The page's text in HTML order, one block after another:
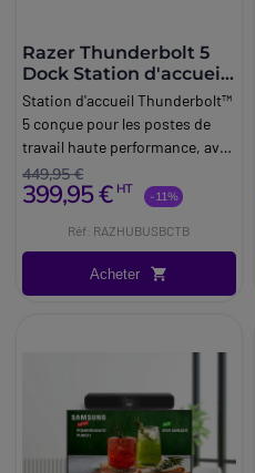
Razer Thunderbolt 5
Dock Station d'accueil
11 ports
Station d'accueil Thunderbolt™
5 conçue pour les postes de
travail haute performance, avec
11 ports, stockage SSD M.2
intégré, prise en charge de
jusqu'à 140 W.
449,95 €
399,95 € HT -11%
Réf: RAZHUBUSBCTB
Acheter